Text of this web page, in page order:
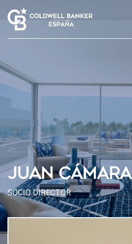
JUAN CÁMARA
SOCIO DIRECTOR